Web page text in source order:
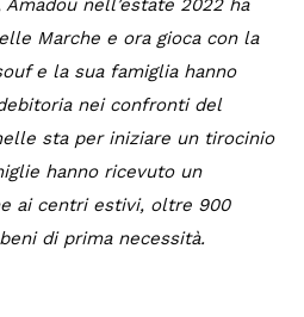
nell’estate 2022 ha
Marche e ora gioca con la
e la sua famiglia hanno
nei confronti del
sta per iniziare un tirocinio
hanno ricevuto un
ai centri estivi, oltre 900
di prima necessità.